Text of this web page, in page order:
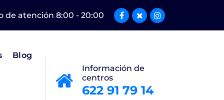
de atención 8:00 - 20:00
Blog
Información de
centros
622 91 79 14